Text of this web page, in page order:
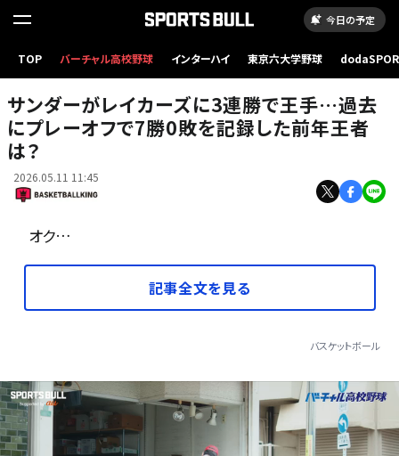
今日の予定
TOP バーチャル高校野球 インターハイ 東京六大学野球
今年のプレーオフで7戦無敗としたサンダー[写真]=Getty Images
サンダーがレイカーズに3連勝で王手…過去
にプレーオフで7勝0敗を記録した前年王者
は？
2026.05.11 11:45
オク…
記事全文を見る
バスケットボール